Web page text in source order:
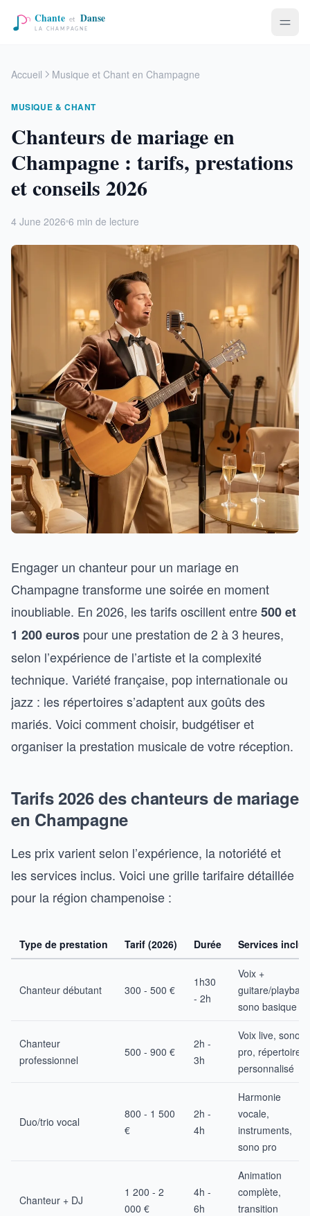
Accueil Musique et Chant en Champagne
MUSIQUE & CHANT
Chanteurs de mariage en
Champagne : tarifs, prestations
et conseils 2026
4 June 2026 6 min de lecture
Engager un chanteur pour un mariage en
Champagne transforme une soirée en moment
inoubliable. En 2026, les tarifs oscillent entre500 et
1 200 euros pour une prestation de 2 à 3 heures,
selon l’expérience de l’artiste et la complexité
technique. Variété française, pop internationale ou
jazz : les répertoires s’adaptent aux goûts des
mariés. Voici comment choisir, budgétiser et
organiser la prestation musicale de votre réception.
Tarifs 2026 des chanteurs de mariage
en Champagne
Les prix varient selon l’expérience, la notoriété et
les services inclus. Voici une grille tarifaire détaillée
pour la région champenoise :
Type de prestation Tarif (2026) Durée Services inclus
Chanteur débutant 300 - 500 €
1h30
- 2h
Voix +
guitare/
sono basique
Chanteur
professionnel
500 - 900 €
2h -
3h
Voix live, sono
pro, répertoire
personnalisé
Duo/trio vocal
800 - 1 500
€
2h -
4h
Harmonie
vocale,
instruments,
sono pro
Chanteur + DJ
1 200 - 2
000 €
4h -
6h
Animation
complète,
transition